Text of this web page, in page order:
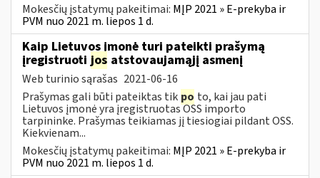
Mokesčių įstatymų pakeitimai: MĮP 2021 » E-prekyba ir
PVM nuo 2021 m. liepos 1 d.
Kaip Lietuvos įmonė turi pateikti prašymą
įregistruoti jos atstovaujamąjį asmenį
Web turinio sąrašas 2021-06-16
Prašymas gali būti pateiktas tik po to, kai jau pati
Lietuvos įmonė yra įregistruotas OSS importo
tarpininke. Prašymas teikiamas jį tiesiogiai pildant OSS.
Kiekvienam...
Mokesčių įstatymų pakeitimai: MĮP 2021 » E-prekyba ir
PVM nuo 2021 m. liepos 1 d.